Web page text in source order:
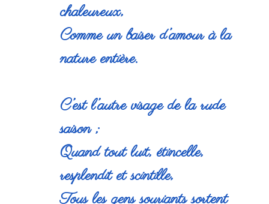
chaleureux,
Comme un baiser d’amour à la
nature entière.
C’est l’autre visage de la rude
saison ;
Quand tout luit, étincelle,
resplendit et scintille,
Tous les gens souriants sortent